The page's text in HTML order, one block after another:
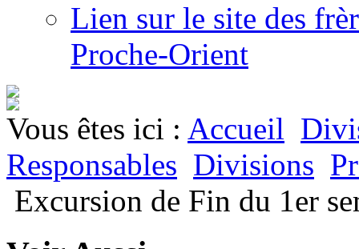
Lien sur le site des
Proche-Orient
Vous êtes ici : Accueil
Responsables Divisions
Excursion de Fin du 1er